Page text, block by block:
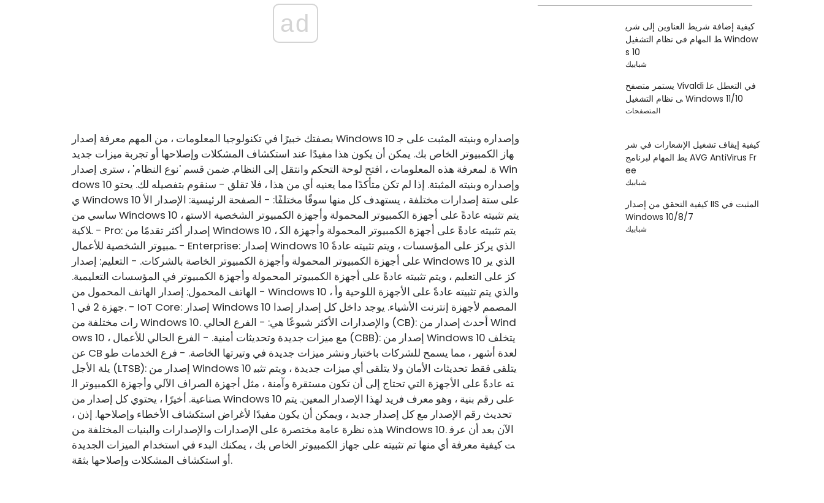
ad
بصفتك خبيرًا في تكنولوجيا المعلومات ، من المهم معرفة إصدار Windows 10 وإصداره وبنيته المثبت على ج
هاز الكمبيوتر الخاص بك. يمكن أن يكون هذا مفيدًا عند استكشاف المشكلات وإصلاحها أو تجربة ميزات جديد
ة. لمعرفة هذه المعلومات ، افتح لوحة التحكم وانتقل إلى النظام. ضمن قسم 'نوع النظام' ، سترى إصدار Win
dows 10 وإصداره وبنيته المثبتة. إذا لم تكن متأكدًا مما يعنيه أي من هذا ، فلا تقلق - سنقوم بتفصيله لك. يحتو
ي Windows 10 على ستة إصدارات مختلفة ، يستهدف كل منها سوقًا مختلفًا: - الصفحة الرئيسية: الإصدار الأ
ساسي من Windows 10 ، يتم تثبيته عادةً على أجهزة الكمبيوتر المحمولة وأجهزة الكمبيوتر الشخصية الاسته
لاكية. - Pro: إصدار أكثر تقدمًا من Windows 10 ، يتم تثبيته عادةً على أجهزة الكمبيوتر المحمولة وأجهزة الك
مبيوتر الشخصية للأعمال. - Enterprise: إصدار Windows 10 الذي يركز على المؤسسات ، ويتم تثبيته عادةً
على أجهزة الكمبيوتر المحمولة وأجهزة الكمبيوتر الخاصة بالشركات. - التعليم: إصدار Windows 10 الذي ير
كز على التعليم ، ويتم تثبيته عادةً على أجهزة الكمبيوتر المحمولة وأجهزة الكمبيوتر في المؤسسات التعليمية.
- الهاتف المحمول: إصدار الهاتف المحمول من Windows 10 ، والذي يتم تثبيته عادةً على الأجهزة اللوحية وأ
جهزة 2 في 1. - IoT Core: إصدار Windows 10 المصمم لأجهزة إنترنت الأشياء. يوجد داخل كل إصدار إصدا
رات مختلفة من Windows 10. والإصدارات الأكثر شيوعًا هي: - الفرع الحالي (CB): أحدث إصدار من Wind
ows 10 ، مع ميزات جديدة وتحديثات أمنية. - الفرع الحالي للأعمال (CBB): إصدار من Windows 10 يتخلف
عن CB لعدة أشهر ، مما يسمح للشركات باختبار ونشر ميزات جديدة في وتيرتها الخاصة. - فرع الخدمات طو
يلة الأجل (LTSB): إصدار من Windows 10 يتلقى فقط تحديثات الأمان ولا يتلقى أي ميزات جديدة ، ويتم تثبي
ته عادةً على الأجهزة التي تحتاج إلى أن تكون مستقرة وآمنة ، مثل أجهزة الصراف الآلي وأجهزة الكمبيوتر ال
صناعية. أخيرًا ، يحتوي كل إصدار من Windows 10 على رقم بنية ، وهو معرف فريد لهذا الإصدار المعين. يتم
تحديث رقم الإصدار مع كل إصدار جديد ، ويمكن أن يكون مفيدًا لأغراض استكشاف الأخطاء وإصلاحها. إذن ،
هذه نظرة عامة مختصرة على الإصدارات والإصدارات والبنيات المختلفة من Windows 10. الآن بعد أن عرف
ت كيفية معرفة أي منها تم تثبيته على جهاز الكمبيوتر الخاص بك ، يمكنك البدء في استخدام الميزات الجديدة
أو استكشاف المشكلات وإصلاحها بثقة.
كيفية إضافة شريط العناوين إلى شري
ط المهام في نظام التشغيل Window
s 10
شبابيك
يستمر متصفح Vivaldi في التعطل عل
ى نظام التشغيل Windows 11/10
المتصفحات
كيفية إيقاف تشغيل الإشعارات في شر
يط المهام لبرنامج AVG AntiVirus Fr
ee
شبابيك
كيفية التحقق من إصدار IIS المثبت في
Windows 10/8/7
شبابيك